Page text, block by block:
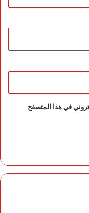
في هذا المتصفح